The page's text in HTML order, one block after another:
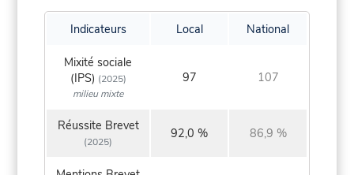
Indicateurs Local National
Mixité sociale
(IPS) (2025)
milieu mixte
97 107
Réussite Brevet
(2025)
92,0 % 86,9 %